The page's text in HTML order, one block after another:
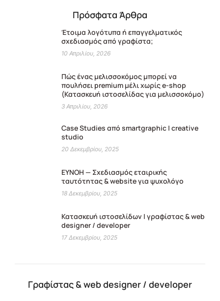
Πρόσφατα Άρθρα
Έτοιμα λογότυπα ή επαγγελματικός
σχεδιασμός από γραφίστα;
10 Απριλίου, 2026
Πώς ένας μελισσοκόμος μπορεί να
πουλήσει premium μέλι χωρίς e-shop
(Κατασκευή ιστοσελίδας για μελισσοκόμο)
3 Απριλίου, 2026
Case Studies από smartgraphic | creative
studio
20 Δεκεμβρίου, 2025
ΕΥΝΟΗ — Σχεδιασμός εταιρικής
ταυτότητας & website για ψυχολόγο
18 Δεκεμβρίου, 2025
Κατασκευή ιστοσελίδων | γραφίστας & web
designer / developer
17 Δεκεμβρίου, 2025
Γραφίστας & web designer / developer